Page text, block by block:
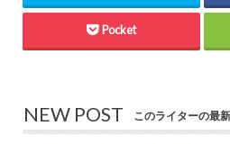
Pocket
NEW POST このライターの最